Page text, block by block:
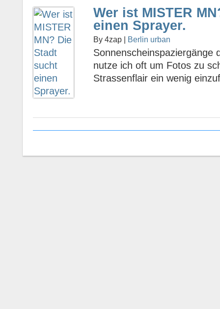
Wer ist MISTER
einen Sprayer.
By 4zap | Berlin urban
Sonnenscheinspaziergänge
nutze ich oft um Fotos zu
Strassenflair ein wenig